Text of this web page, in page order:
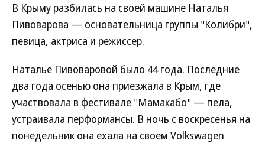
В Крыму разбилась на своей машине Наталья
Пивоварова — основательница группы "Колибри",
певица, актриса и режиссер.
Наталье Пивоваровой было 44 года. Последние
два года осенью она приезжала в Крым, где
участвовала в фестивале "Мамакабо" — пела,
устраивала перформансы. В ночь с воскресенья на
понедельник она ехала на своем Volkswagen